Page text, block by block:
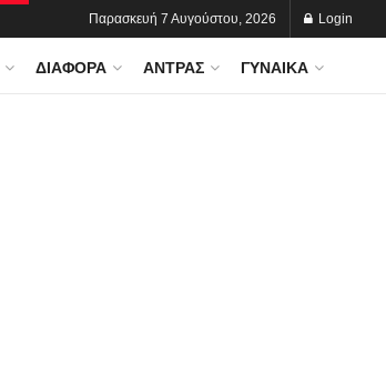
Παρασκευή 7 Αυγούστου, 2026 Login
ΔΙΆΦΟΡΑ ΆΝΤΡΑΣ ΓΥΝΑΊΚΑ